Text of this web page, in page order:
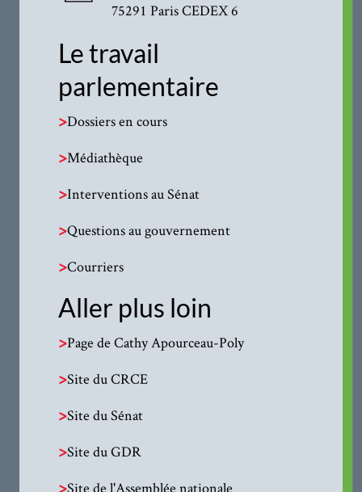
75291 Paris CEDEX 6
Le travail
parlementaire
>Dossiers en cours
>Médiathèque
>Interventions au Sénat
>Questions au gouvernement
>Courriers
Aller plus loin
>Page de Cathy Apourceau-Poly
>Site du CRCE
>Site du Sénat
>Site du GDR
>Site de l'Assemblée nationale